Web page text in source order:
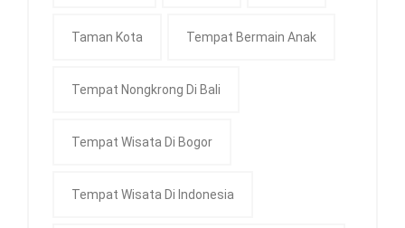
Taman Kota Tempat Bermain Anak
Tempat Nongkrong Di Bali
Tempat Wisata Di Bogor
Tempat Wisata Di Indonesia